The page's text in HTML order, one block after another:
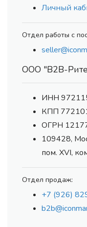
Личный
Отдел работы с
ООО "В2В-
ИНН
КПП
ОГРН
109428,
пом. XVI,
Отдел продаж:
+7 (926)